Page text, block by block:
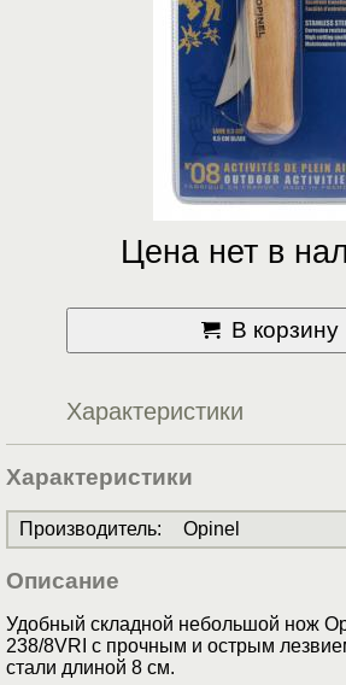
Цена нет в
В корзину
Характеристики
Характеристики
Производитель: Opinel
Описание
Удобный складной небольшой нож
238/8VRI с прочным и острым
стали длиной 8 см.